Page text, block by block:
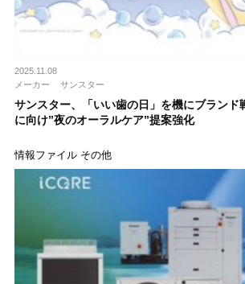
2025.11.08
メーカー
サンスター
サンスター、「いい歯の日」を機にブラン
に向け”夜のオーラルケア”提案強化
情報ファイル その他